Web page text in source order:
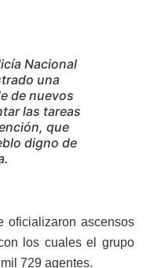
Nacional
una
de nuevos
las tareas
que
digno de
oficializaron ascensos
los cuales el grupo
729 agentes.